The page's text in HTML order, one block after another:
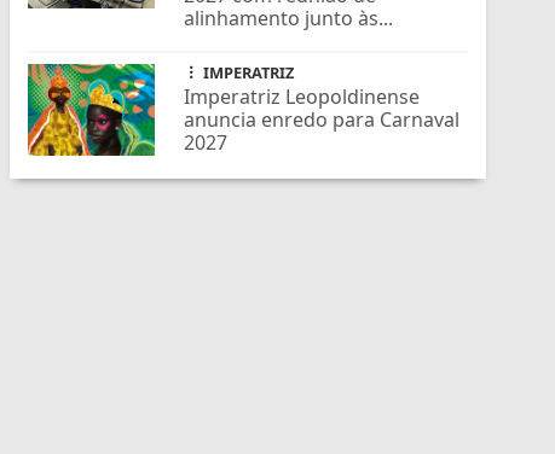
alinhamento junto às...
IMPERATRIZ
Imperatriz Leopoldinense
anuncia enredo para Carnaval
2027